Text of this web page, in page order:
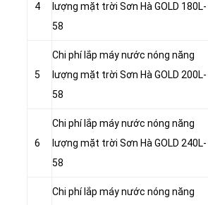
4
lượng mặt trời Sơn Hà GOLD 180L-
58
5
Chi phí lắp máy nước nóng năng
lượng mặt trời Sơn Hà GOLD 200L-
58
6
Chi phí lắp máy nước nóng năng
lượng mặt trời Sơn Hà GOLD 240L-
58
Chi phí lắp máy nước nóng năng